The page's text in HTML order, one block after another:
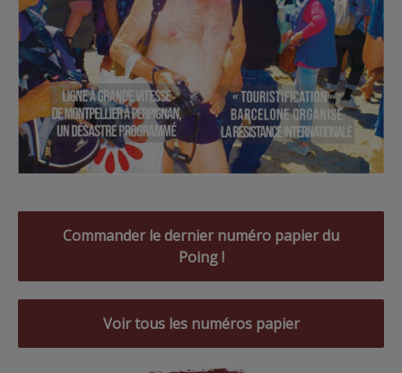
Commander le dernier numéro papier du
Poing !
Voir tous les numéros papier